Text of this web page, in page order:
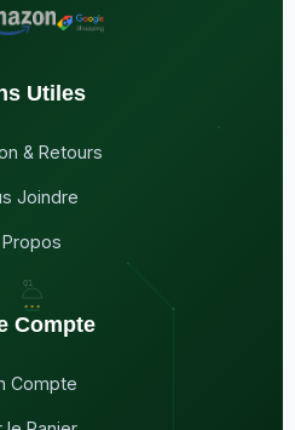
Utiles
& Retours
Joindre
Propos
Compte
Compte